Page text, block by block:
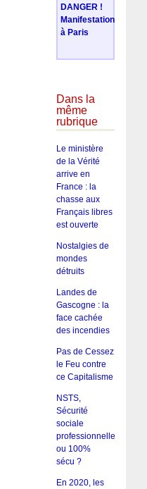
DANGER !
Manifestation
à Paris
Dans la
même
rubrique
Le ministère
de la Vérité
arrive en
France : la
chasse aux
Français libres
est ouverte
Nostalgies de
mondes
détruits
Landes de
Gascogne : la
face cachée
des incendies
Pas de Cessez
le Feu contre
ce Capitalisme
NSTS,
Sécurité
sociale
professionnelle
ou 100%
sécu ?
En 2020, les